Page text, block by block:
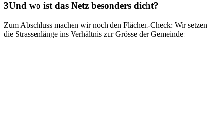
Und wo ist das Netz besonders dicht?
Zum Abschluss machen wir noch den Flächen-Check: Wir setzen
die Strassenlänge ins Verhältnis zur Grösse der Gemeinde: